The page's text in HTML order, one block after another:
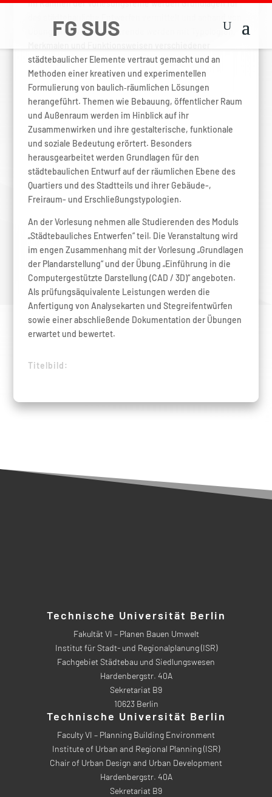
Im Rahmen der Vorlesungsreihe werden Grundlagen für
Übungen erprobt. Studierende werden mit Typologien,
städtebaulicher Elemente vertraut gemacht und an
Methoden einer kreativen und experimentellen
Formulierung von baulich‐räumlichen Lösungen
herangeführt. Themen wie Bebauung, öffentlicher Raum
und Außenraum werden im Hinblick auf ihr
Zusammenwirken und ihre gestalterische, funktionale
und soziale Bedeutung erörtert. Besonders
herausgearbeitet werden Grundlagen für den
städtebaulichen Entwurf auf der räumlichen Ebene des
Quartiers und des Stadtteils und ihrer Gebäude-,
Freiraum- und Erschließungstypologien.
An der Vorlesung nehmen alle Studierenden des Moduls
„Städtebauliches Entwerfen“ teil. Die Veranstaltung wird
im engen Zusammenhang mit der Vorlesung „Grundlagen
der Plandarstellung“ und der Übung „Einführung in die
Computergestützte Darstellung (CAD / 3D)“ angeboten.
Als prüfungsäquivalente Leistungen werden die
Anfertigung von Analysekarten und Stegreifentwürfen
sowie einer abschließende Dokumentation der Übungen
erwartet und bewertet.
Titelbild:
Technische Universität Berlin
Fakultät VI – Planen Bauen Umwelt
Institut für Stadt- und Regionalplanung (ISR)
Fachgebiet Städtebau und Siedlungswesen
Hardenbergstr. 40A
Sekretariat B9
10623 Berlin
Technische Universität Berlin
Faculty VI – Planning Building Environment
Institute of Urban and Regional Planning (ISR)
Chair of Urban Design and Urban Development
Hardenbergstr. 40A
Sekretariat B9